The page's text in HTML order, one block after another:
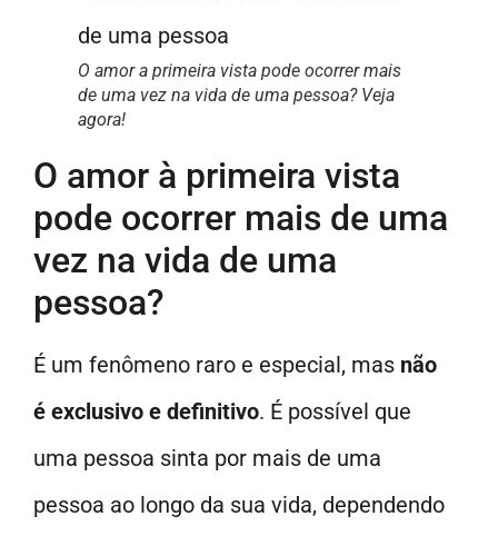
O amor a primeira vista pode ocorrer mais
de uma vez na vida de uma pessoa? Veja
agora!
O amor à primeira vista
pode ocorrer mais de uma
vez na vida de uma
pessoa?
É um fenômeno raro e especial, mas não
é exclusivo e definitivo. É possível que
uma pessoa sinta por mais de uma
pessoa ao longo da sua vida, dependendo